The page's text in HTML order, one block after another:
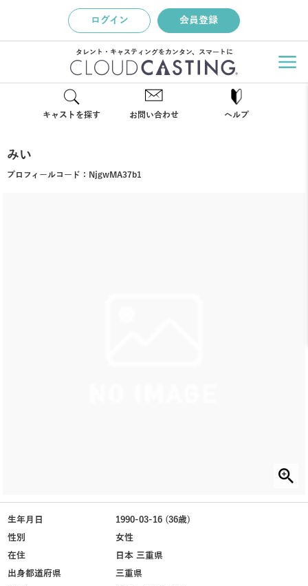
ログイン 会員登録
タレント・キャスティングをカンタン、スマートに
キャストを探す お問い合わせ ヘルプ
みい
プロフィールコード： NjgwMA37b1
生年月日
1990-03-16 (36歳)
性別
女性
在住
日本 三重県
出身都道府県
三重県